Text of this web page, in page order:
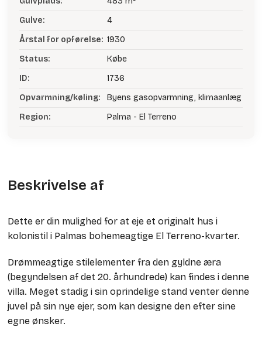
Gulve:
4
Årstal for opførelse: 1930
Status:
Købe
ID:
1736
Opvarmning/køling:
Byens gasopvarmning, klimaanlæg
Region:
Palma - El Terreno
Beskrivelse af
Dette er din mulighed for at eje et originalt hus i
kolonistil i Palmas bohemeagtige El Terreno-kvarter.
Drømmeagtige stilelementer fra den gyldne æra
(begyndelsen af det 20. århundrede) kan findes i denne
villa. Meget stadig i sin oprindelige stand venter denne
juvel på sin nye ejer, som kan designe den efter sine
egne ønsker.